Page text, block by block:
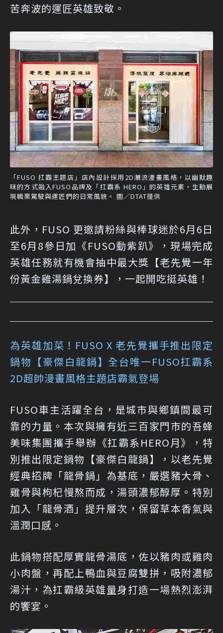
苦奔波的運匠英雄致敬。
「FUSO 扛霸主題店」店內設計採用2D潮流漫畫風格，以幽默趣
味的方式融入FUSO品牌及「扛霸系 HERO」的英雄元素，生動展
現職業駕駛與運匠們的日常風貌。 圖／DTAT提供
此外，FUSO 更邀請粉絲與棒球迷於6月6日
至6月8參日加《FUSO動紫趴》，現場完成
英雄任務就有機會抽中最大獎【老先覺一年
份黃金雞湯鍋兌換券】，一起開吃挺英雄！
為英雄加菜！FUSO X 老先覺攜手推出限定
鍋物【豪傑白龍鍋】 全台唯一FUSO扛霸系
2D超帥漫畫風格主題店霸氣登場
FUSO車主活躍全台，是城市與鄉鎮間最可
靠的力量。本次與擁有近三百家門市的吾蜂
美味集團攜手舉辦《扛霸系HERO月》，特
別推出限定鍋物【豪傑白龍鍋】，以老先覺
經典招牌「龍骨鍋」為基底，嚴選豬大骨、
雞骨與枸杞慢熬而成，湯頭濃郁醇厚。特別
加入「龍骨酒」提升層次，保留草本香氣與
溫潤口感。
此鍋物搭配厚實龍骨湯底，佐以豬肉或雞肉
小肉盤，再配上鴨血與豆腐雙拼，吸附濃郁
湯汁，為扛霸級英雄量身打造一場熱烈澎湃
的饗宴。